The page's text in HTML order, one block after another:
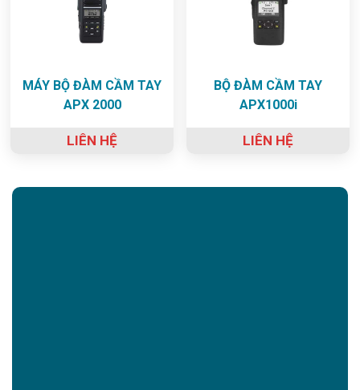
MÁY BỘ ĐÀM CẦM TAY
APX 2000
LIÊN HỆ
BỘ ĐÀM CẦM TAY
APX1000i
LIÊN HỆ